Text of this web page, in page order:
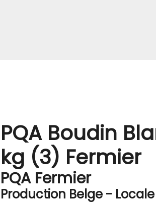
PQA Boudin
kg (3) Fermier
PQA Fermier
Production Belge -